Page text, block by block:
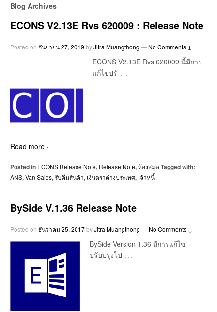
Blog Archives
ECONS V2.13E Rvs 620009 : Release Note
Posted on กันยายน 27, 2019 byJitra Muangthong — No Comments ↓
ECONS V2.13E Rvs 620009 นี้มีการ
แก้ไขปรั …
Read more ›
Posted in ECONS Release Note, Release Note,ห้องสมุด Tagged with:
ANS,Van Sales,รับคืนสินค้า, เงินตราต่างประเทศ, เจ้าหนี้
BySide V.1.36 Release Note
Posted on ธันวาคม 25, 2017byJitra Muangthong — No Comments ↓
BySide Version 1.36 มีการแก้ไข
ปรับปรุงโป …